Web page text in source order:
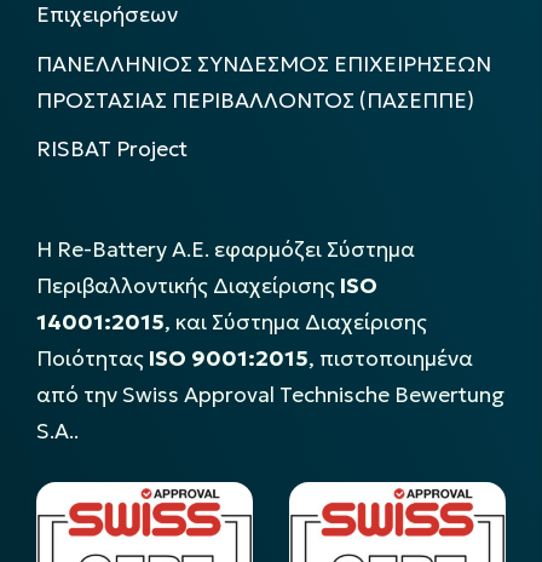
Επιχειρήσεων
ΠΑΝΕΛΛΗΝΙΟΣ ΣΥΝΔΕΣΜΟΣ ΕΠΙΧΕΙΡΗΣΕΩΝ
ΠΡΟΣΤΑΣΙΑΣ ΠΕΡΙΒΑΛΛΟΝΤΟΣ (ΠΑΣΕΠΠΕ)
RISBAT Project
Η Re-Battery Α.Ε. εφαρμόζει Σύστημα
Περιβαλλοντικής Διαχείρισης ISO
14001:2015, και Σύστημα Διαχείρισης
Ποιότητας ISO 9001:2015, πιστοποιημένα
από την Swiss Approval Technische Bewertung
S.A..